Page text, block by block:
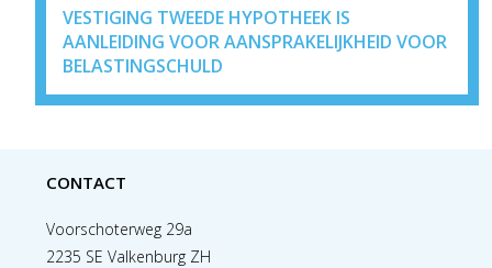
VESTIGING TWEEDE HYPOTHEEK IS
AANLEIDING VOOR AANSPRAKELIJKHEID VOOR
BELASTINGSCHULD
CONTACT
Voorschoterweg 29a
2235 SE Valkenburg ZH